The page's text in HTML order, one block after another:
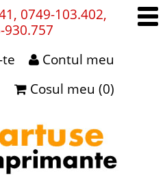
0749-103.402,
930.757
Contul meu
Cosul meu (0)